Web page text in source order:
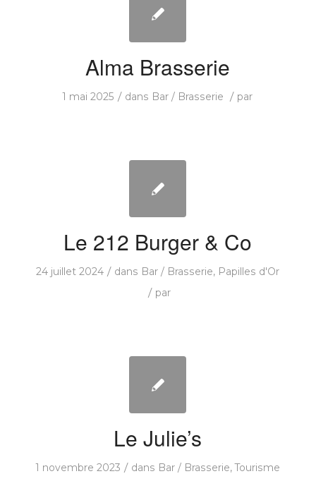
Alma Brasserie
1 mai 2025 / dans Bar / Brasserie / par
Le 212 Burger & Co
24 juillet 2024 / dans Bar / Brasserie, Papilles d'Or
/ par
Le Julie’s
1 novembre 2023 / dans Bar / Brasserie,Tourisme